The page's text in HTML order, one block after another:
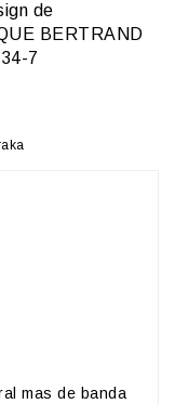
de
BERTRAND
7
mas de banda